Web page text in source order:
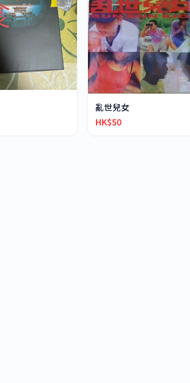
亂世兒女
HK$50